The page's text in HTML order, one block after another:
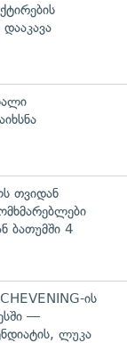
თვიდან
ბათუმში 4
ის
—
ლუკა